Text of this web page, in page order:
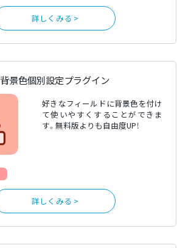
詳しくみる >
背景色個別設定プラグイン
好きなフィールドに背景色を付け
て使いやすくすることができま
す。無料版よりも自由度UP！
詳しくみる >